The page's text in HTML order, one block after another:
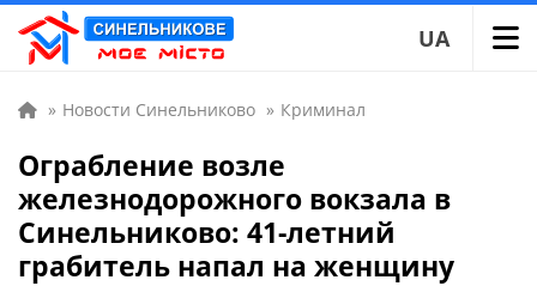
UA
» Новости Синельниково » Криминал
Ограбление возле
железнодорожного вокзала в
Синельниково: 41-летний
грабитель напал на женщину